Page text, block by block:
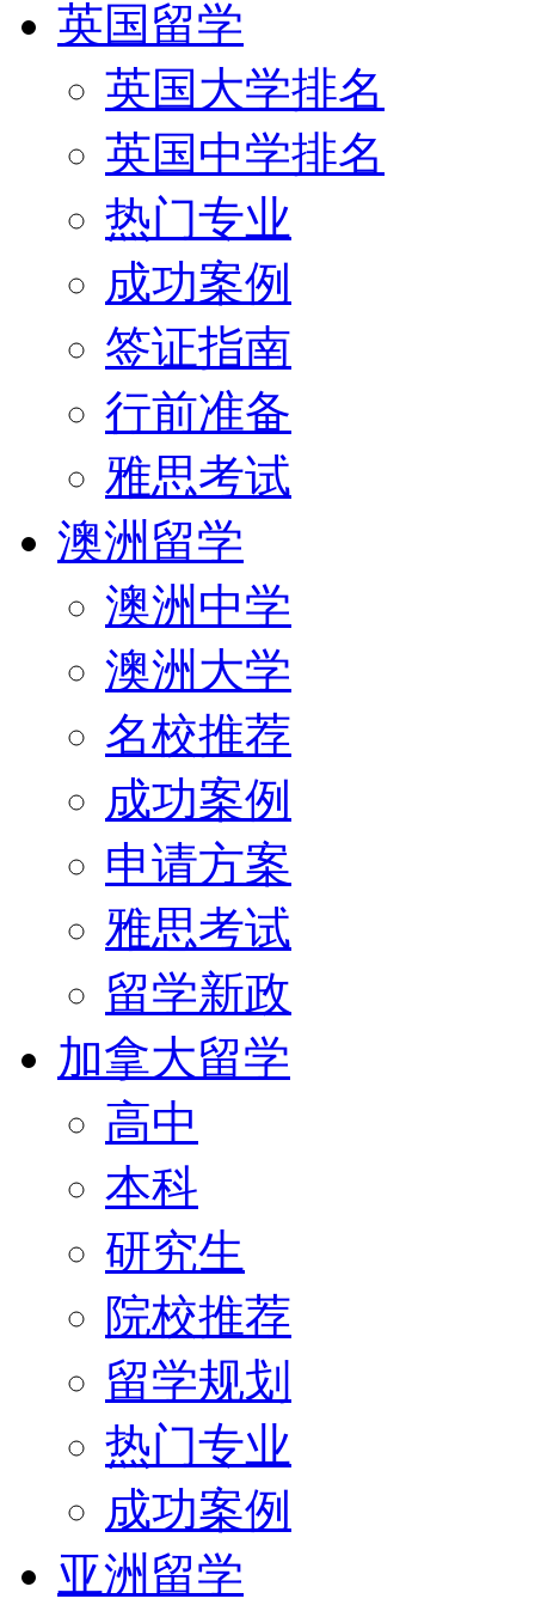
英国留学
英国大学排名
英国中学排名
热门专业
成功案例
签证指南
行前准备
雅思考试
澳洲留学
澳洲中学
澳洲大学
名校推荐
成功案例
申请方案
雅思考试
留学新政
加拿大留学
高中
本科
研究生
院校推荐
留学规划
热门专业
成功案例
亚洲留学